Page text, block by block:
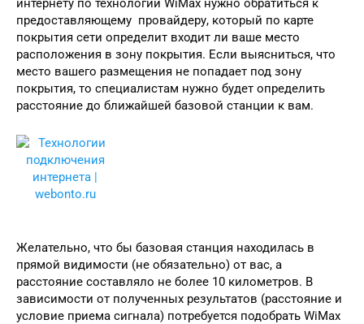
интернету по технологии WiMax нужно обратиться к
предоставляющему провайдеру, который по карте
покрытия сети определит входит ли ваше место
расположения в зону покрытия. Если выясниться, что
место вашего размещения не попадает под зону
покрытия, то специалистам нужно будет определить
расстояние до ближайшей базовой станции к вам.
Желательно, что бы базовая станция находилась в
прямой видимости (не обязательно) от вас, а
расстояние составляло не более 10 километров. В
зависимости от полученных результатов (расстояние и
условие приема сигнала) потребуется подобрать WiMax